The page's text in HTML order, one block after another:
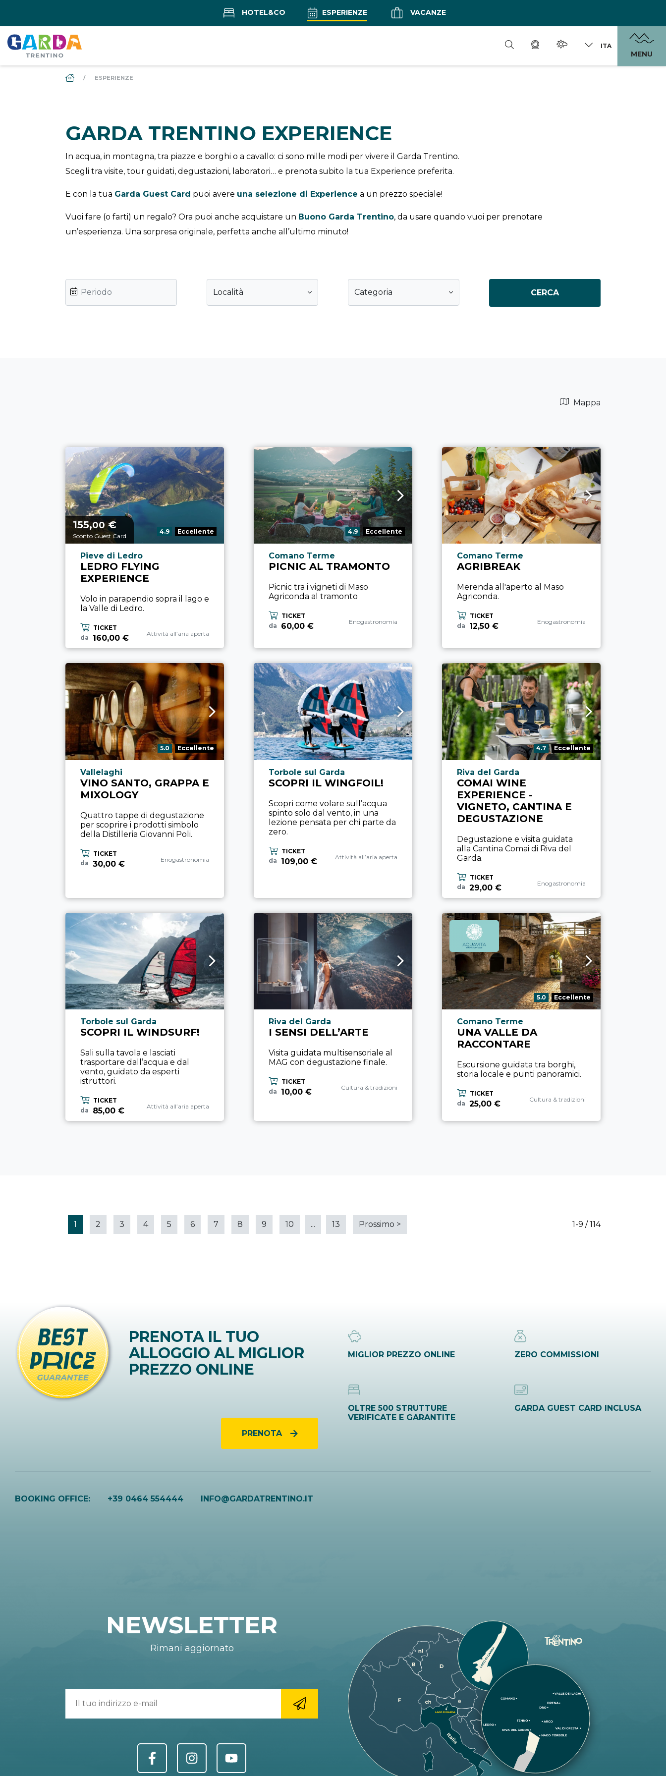
HOTEL&CO ESPERIENZE VACANZE
ITA
MENU
DS_BREADCRUMB.HOME
ESPERIENZE
GARDA TRENTINO EXPERIENCE
In acqua, in montagna, tra piazze e borghi o a cavallo: ci sono mille modi per vivere il Garda Trentino.
Scegli tra visite, tour guidati, degustazioni, laboratori… e prenota subito la tua Experience preferita.
E con la tua Garda Guest Card puoi avere una selezione di Experience a un prezzo speciale!
Vuoi fare (o farti) un regalo? Ora puoi anche acquistare un Buono Garda Trentino, da usare quando vuoi per prenotare
un’esperienza. Una sorpresa originale, perfetta anche all’ultimo minuto!
Località Categoria CERCA
Mappa
Prezzo a partire da
155,00€
Sconto Guest Card
Valutazione:
4.9 Eccellente
Località esperienza
Pieve di Ledro
LEDRO FLYING
EXPERIENCE
Volo in parapendio sopra il lago e
la Valle di Ledro.
TICKET
da
160,00 €
Categoria esperienza
Attività all’aria aperta
Valutazione:
4.9 Eccellente
Località esperienza
Comano Terme
PICNIC AL TRAMONTO
Picnic tra i vigneti di Maso
Agriconda al tramonto
TICKET
da
60,00 €
Categoria esperienza
Enogastronomia
Località esperienza
Comano Terme
AGRIBREAK
Merenda all'aperto al Maso
Agriconda.
TICKET
da
12,50 €
Categoria esperienza
Enogastronomia
Valutazione:
5.0 Eccellente
Località esperienza
Vallelaghi
VINO SANTO, GRAPPA E
MIXOLOGY
Quattro tappe di degustazione
per scoprire i prodotti simbolo
della Distilleria Giovanni Poli.
TICKET
da 30,00 €
Categoria esperienza
Enogastronomia
Località esperienza
Torbole sul Garda
SCOPRI IL WINGFOIL!
Scopri come volare sull’acqua
spinto solo dal vento, in una
lezione pensata per chi parte da
zero.
TICKET
da
109,00 €
Categoria esperienza
Attività all’aria aperta
Valutazione:
4.7 Eccellente
Località esperienza
Riva del Garda
COMAI WINE
EXPERIENCE -
VIGNETO, CANTINA E
DEGUSTAZIONE
Degustazione e visita guidata
alla Cantina Comai di Riva del
Garda.
TICKET
da 29,00 €
Categoria esperienza
Enogastronomia
Località esperienza
Torbole sul Garda
SCOPRI IL WINDSURF!
Sali sulla tavola e lasciati
trasportare dall’acqua e dal
vento, guidato da esperti
istruttori.
TICKET
da
85,00 €
Categoria esperienza
Attività all’aria aperta
Località esperienza
Riva del Garda
I SENSI DELL’ARTE
Visita guidata multisensoriale al
MAG con degustazione finale.
TICKET
da
10,00 €
Categoria esperienza
Cultura & tradizioni
Valutazione:
5.0 Eccellente
Località esperienza
Comano Terme
UNA VALLE DA
RACCONTARE
Escursione guidata tra borghi,
storia locale e punti panoramici.
TICKET
da 25,00 €
Categoria esperienza
Cultura & tradizioni
1-9 / 114
1 2 3 4 5 6 7 8 9 10 ... 13 Prossimo >
PRENOTA IL TUO
ALLOGGIO AL MIGLIOR
PREZZO ONLINE
PRENOTA
MIGLIOR PREZZO ONLINE ZERO COMMISSIONI
OLTRE 500 STRUTTURE
VERIFICATE E GARANTITE
GARDA GUEST CARD INCLUSA
BOOKING OFFICE: +39 0464 554444 INFO@GARDATRENTINO.IT
NEWSLETTER
Rimani aggiornato